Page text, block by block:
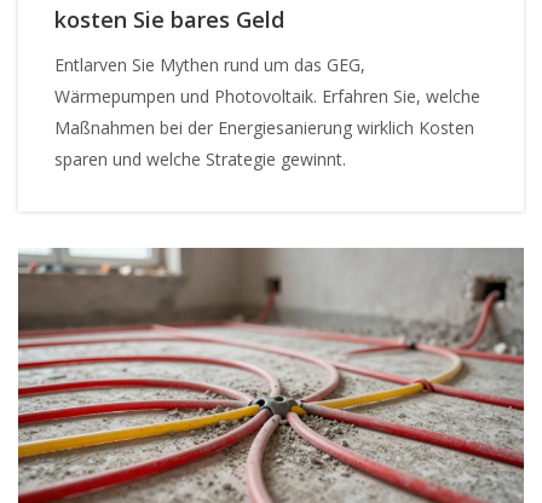
kosten Sie bares Geld
Entlarven Sie Mythen rund um das GEG,
Wärmepumpen und Photovoltaik. Erfahren Sie, welche
Maßnahmen bei der Energiesanierung wirklich Kosten
sparen und welche Strategie gewinnt.